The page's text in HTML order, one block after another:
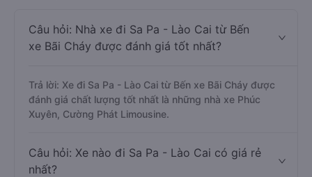
Câu hỏi: Nhà xe đi Sa Pa - Lào Cai từ Bến
xe Bãi Cháy được đánh giá tốt nhất?
Trả lời: Xe đi Sa Pa - Lào Cai từ Bến xe Bãi Cháy được
đánh giá chất lượng tốt nhất là những nhà xe Phúc
Xuyên, Cường Phát Limousine.
Câu hỏi: Xe nào đi Sa Pa - Lào Cai có giá rẻ
nhất?